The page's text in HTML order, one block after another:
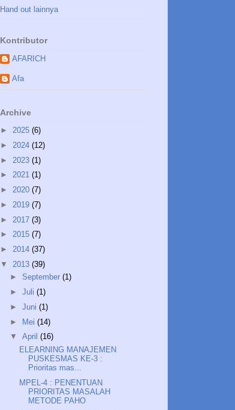
Hand out lainnya
Kontributor
AFARICH
Afa
Archive
► 2025 (6)
► 2024 (12)
► 2023 (1)
► 2021 (1)
► 2020 (7)
► 2019 (7)
► 2017 (3)
► 2015 (7)
► 2014 (37)
▼ 2013 (39)
► September (1)
► Juli (1)
► Juni (1)
► Mei (14)
▼ April (16)
ELEARNING MANAJEMEN
PUSKESMAS KE-3 :
Prioritas mas...
MPEL-4 : PENENTUAN
PRIORITAS MASALAH
METODE PAHO